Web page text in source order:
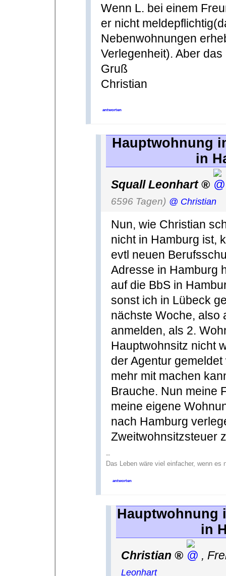
Wenn L. bei einem
er nicht
Nebenwohnungen
Verlegenheit). Aber
Gruß
Christian
antworten
Hauptwohnung
in
Squall Leonhart
6596 Tagen) @ Christian
Nun, wie Christian
nicht in Hamburg ist,
evtl neuen
Adresse in Hamburg
auf die BbS in
sonst ich in Lübeck
nächste Woche, also
anmelden, als 2.
Hauptwohnsitz nicht
der Agentur
mehr mit machen
Brauche. Nun meine
meine eigene
nach Hamburg
Zweitwohnsitzsteuer
--
Das Leben wäre viel einfacher, wenn es
antworten
Hauptwohnung
in
Christian ,
Leonhart